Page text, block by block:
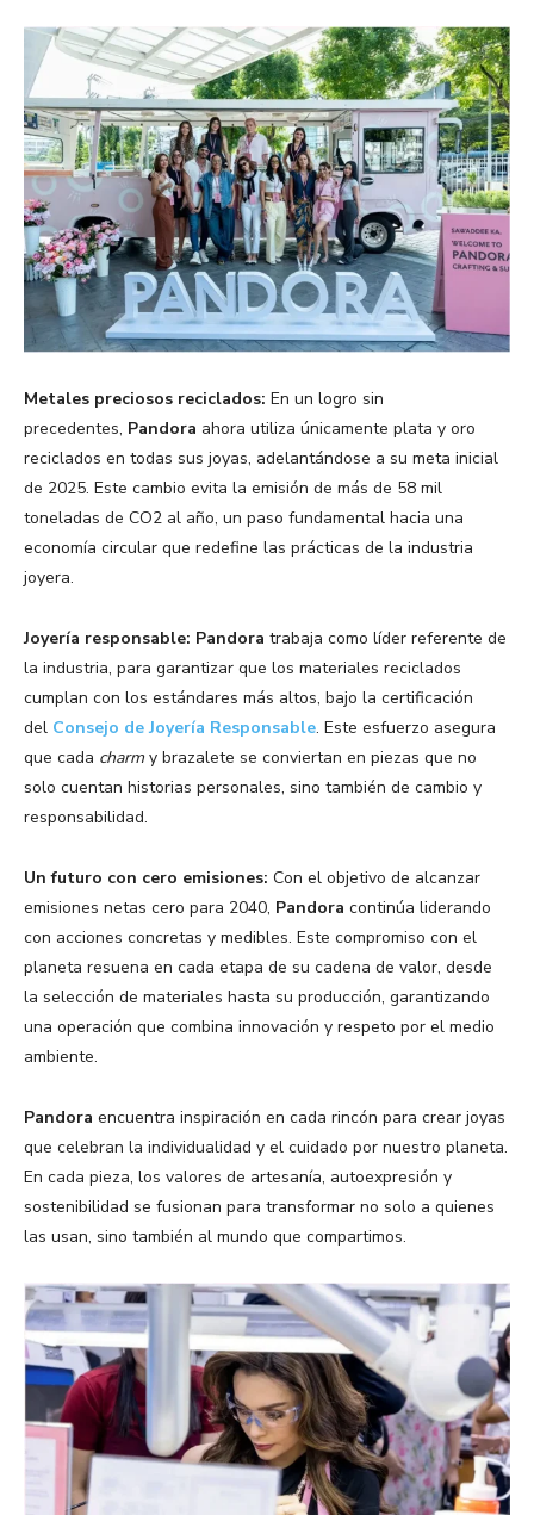
Metales preciosos reciclados: En un logro sin
precedentes, Pandora ahora utiliza únicamente plata y oro
reciclados en todas sus joyas, adelantándose a su meta inicial
de 2025. Este cambio evita la emisión de más de 58 mil
toneladas de CO2 al año, un paso fundamental hacia una
economía circular que redefine las prácticas de la industria
joyera.
Joyería responsable: Pandora trabaja como líder referente de
la industria, para garantizar que los materiales reciclados
cumplan con los estándares más altos, bajo la certificación
del Consejo de Joyería Responsable. Este esfuerzo asegura
que cada charmy brazalete se conviertan en piezas que no
solo cuentan historias personales, sino también de cambio y
responsabilidad.
Un futuro con cero emisiones: Con el objetivo de alcanzar
emisiones netas cero para 2040, Pandora continúa liderando
con acciones concretas y medibles. Este compromiso con el
planeta resuena en cada etapa de su cadena de valor, desde
la selección de materiales hasta su producción, garantizando
una operación que combina innovación y respeto por el medio
ambiente.
Pandora encuentra inspiración en cada rincón para crear joyas
que celebran la individualidad y el cuidado por nuestro planeta.
En cada pieza, los valores de artesanía, autoexpresión y
sostenibilidad se fusionan para transformar no solo a quienes
las usan, sino también al mundo que compartimos.